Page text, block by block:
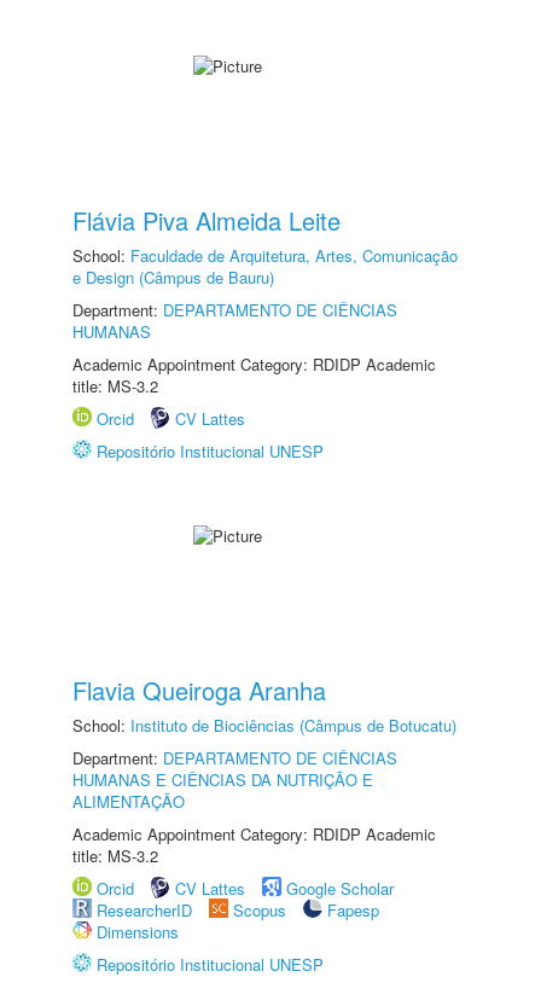
Flávia Piva Almeida Leite
School: Faculdade de Arquitetura, Artes, Comunicação
e Design (Câmpus de Bauru)
Department: DEPARTAMENTO DE CIÊNCIAS
HUMANAS
Academic Appointment Category: RDIDP Academic
title: MS-3.2
Orcid
CV Lattes
Repositório Institucional UNESP
Flavia Queiroga Aranha
School: Instituto de Biociências (Câmpus de Botucatu)
Department: DEPARTAMENTO DE CIÊNCIAS
HUMANAS E CIÊNCIAS DA NUTRIÇÃO E
ALIMENTAÇÃO
Academic Appointment Category: RDIDP Academic
title: MS-3.2
Orcid
CV Lattes
Google Scholar
ResearcherID
Scopus
Fapesp
Dimensions
Repositório Institucional UNESP